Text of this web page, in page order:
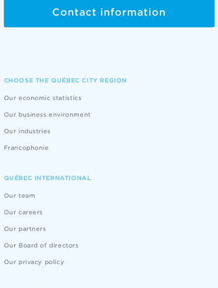
Contact information
CHOOSE THE QUÉBEC CITY REGION
Our economic statistics
Our business environment
Our industries
Francophonie
QUÉBEC INTERNATIONAL
Our team
Our careers
Our partners
Our Board of directors
Our privacy policy